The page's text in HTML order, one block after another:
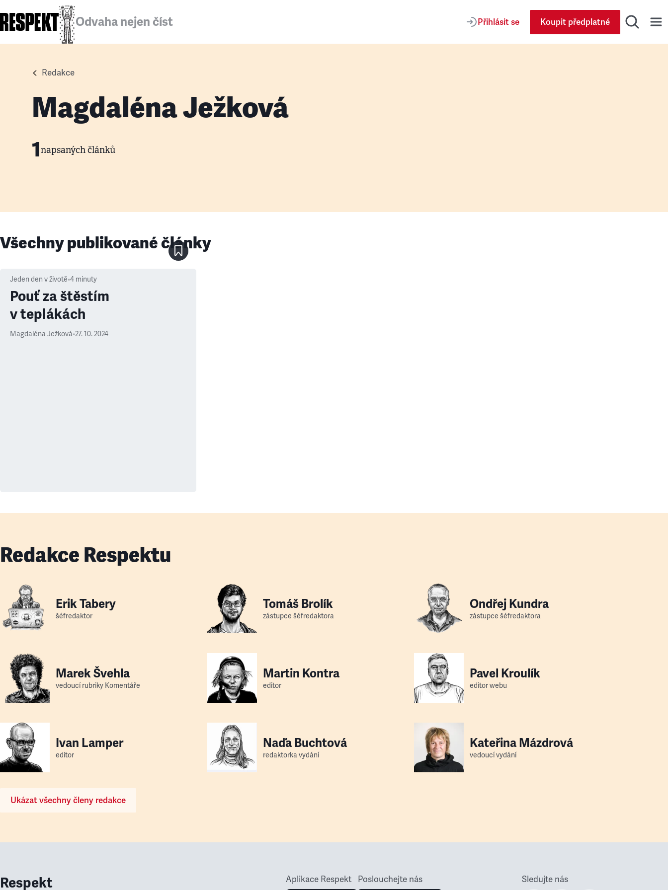
Odvaha nejen číst Přihlásit se Koupit předplatné
Redakce
Magdaléna Ježková
1napsaných článků
Všechny publikované články
Jeden den v životě•4 minuty
Pouť za štěstím
v teplákách
Magdaléna Ježková•27. 10. 2024
Redakce Respektu
Erik Tabery
šéfredaktor
Tomáš Brolík
zástupce šéfredaktora
Ondřej Kundra
zástupce šéfredaktora
Marek Švehla
vedoucí rubriky Komentáře
Martin Kontra
editor
Pavel Kroulík
editor webu
Ivan Lamper
editor
Naďa Buchtová
redaktorka vydání
Kateřina Mázdrová
vedoucí vydání
Ukázat všechny členy redakce
Respekt Aplikace Respekt Poslouchejte nás Sledujte nás